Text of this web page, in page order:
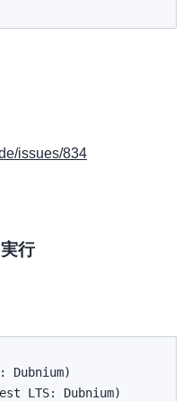
issues/834
行
Dubnium)
LTS: Dubnium)